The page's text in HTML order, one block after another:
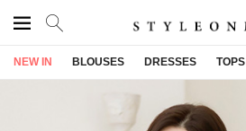
NEW IN BLOUSES DRESSES TOPS